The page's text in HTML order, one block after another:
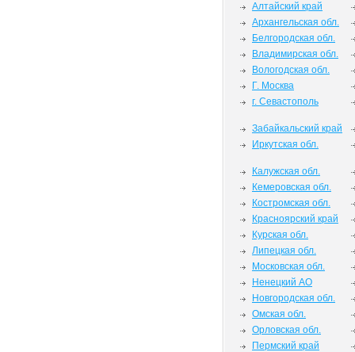
Алтайский край
Архангельская обл.
Белгородская обл.
Владимирская обл.
Вологодская обл.
Г. Москва
г. Севастополь
Забайкальский край
Иркутская обл.
Калужская обл.
Кемеровская обл.
Костромская обл.
Красноярский край
Курская обл.
Липецкая обл.
Московская обл.
Ненецкий АО
Новгородская обл.
Омская обл.
Орловская обл.
Пермский край